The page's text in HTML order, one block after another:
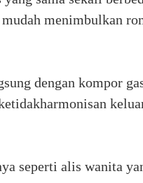
menimbulkan
dengan kompor
seperti alis wanita